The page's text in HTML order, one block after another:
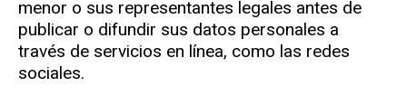
menor o sus representantes legales antes de
publicar o difundir sus datos personales a
través de servicios en línea, como las redes
sociales.